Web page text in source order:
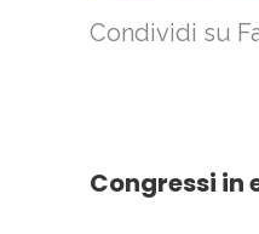
Condividi su
Congressi in